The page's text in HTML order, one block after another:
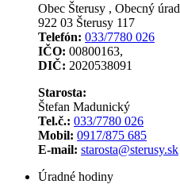
Obec Šterusy , Obecný úrad
922 03 Šterusy 117
Telefón: 033/7780 026
IČO: 00800163,
DIČ: 2020538091
Starosta:
Štefan Madunický
Tel.č.: 033/7780 026
Mobil: 0917/875 685
E-mail: starosta@sterusy.sk
Úradné hodiny